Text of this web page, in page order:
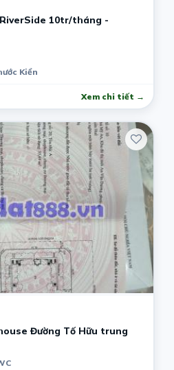
10tr/tháng -
Kiển
Xem chi tiết →
Đường Tố Hữu trung